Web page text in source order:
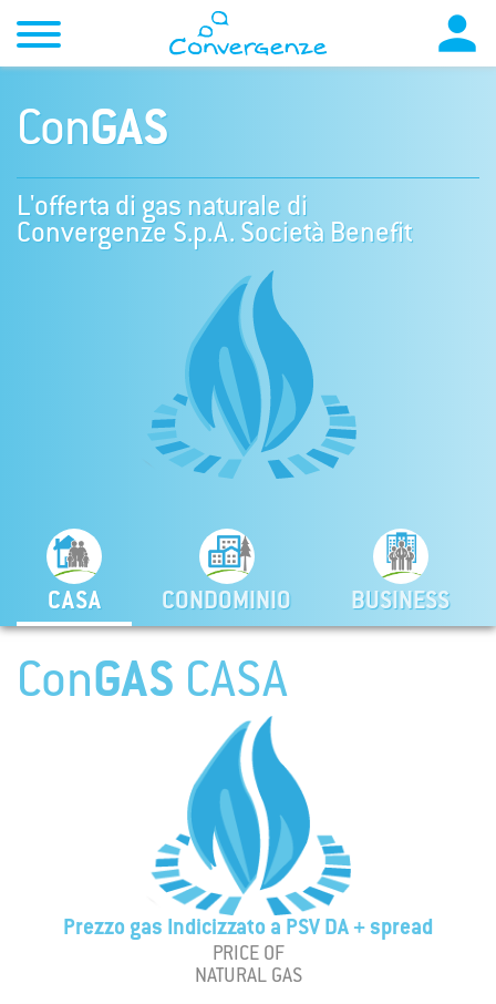

ConGAS
L'offerta di gas naturale di
Convergenze S.p.A. Società Benefit
CASA CONDOMINIO BUSINESS
ConGAS CASA
Prezzo gas Indicizzato a PSV DA + spread
PRICE OF
NATURAL GAS